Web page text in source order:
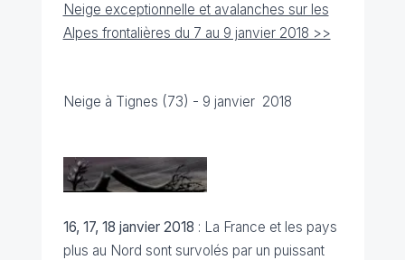
Neige exceptionnelle et avalanches sur les
Alpes frontalières du 7 au 9 janvier 2018 >>
Neige à Tignes (73) - 9 janvier 2018
16, 17, 18 janvier 2018 : La France et les pays
plus au Nord sont survolés par un puissant